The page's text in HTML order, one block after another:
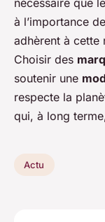
nécessaire que
à l’importance
adhèrent à cette
Choisir des
soutenir une
respecte la
qui, à long
Actu